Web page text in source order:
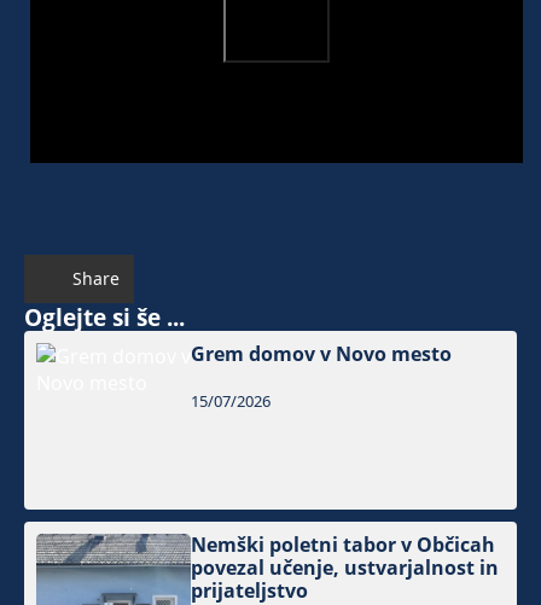
Share
Oglejte si še ...
Grem domov v Novo mesto
15/07/2026
Nemški poletni tabor v Občicah
povezal učenje, ustvarjalnost in
prijateljstvo